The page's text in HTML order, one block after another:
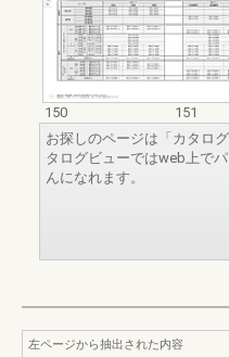
150
151
お探しのページは「カタロ
タログビューではweb上で
んになれます。
左ページから抽出された内容